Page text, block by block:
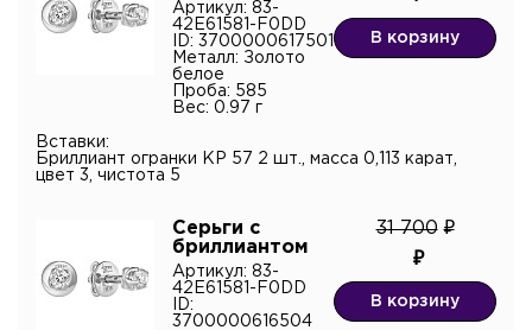
Артикул: 83-
42E61581-F0DD
ID: 3700000617501
Металл: Золото
белое
Проба: 585
Вес: 0.97 г
В корзину
Вставки:
Бриллиант огранки КР 57 2 шт., масса 0,113 карат,
цвет 3, чистота 5
Серьги с
бриллиантом
Артикул: 83-
42E61581-F0DD
ID:
3700000616504
31 700
В корзину
Я подтверждаю согласие сполитикой
конфиденциальности и даю согласие на обработку
персональных данных.*